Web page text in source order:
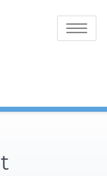
BC WIK 80
is Kunnen
Toggle